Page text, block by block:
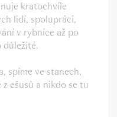
kratochvíle
lidí, spolupráci,
v rybníce až po
důležité.
spíme ve stanech,
ešusů a nikdo se tu